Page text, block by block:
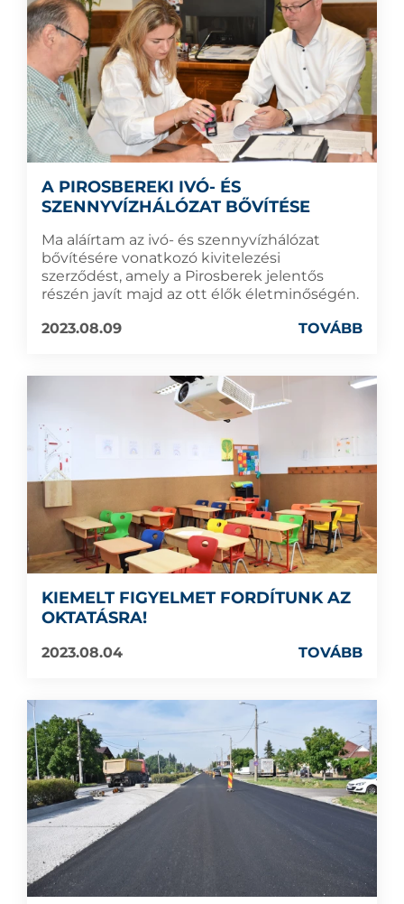
A PIROSBEREKI IVÓ- ÉS
SZENNYVÍZHÁLÓZAT BŐVÍTÉSE
Ma aláírtam az ivó- és szennyvízhálózat
bővítésére vonatkozó kivitelezési
szerződést, amely a Pirosberek jelentős
részén javít majd az ott élők életminőségén.
2023.08.09
TOVÁBB
KIEMELT FIGYELMET FORDÍTUNK AZ
OKTATÁSRA!
2023.08.04 TOVÁBB